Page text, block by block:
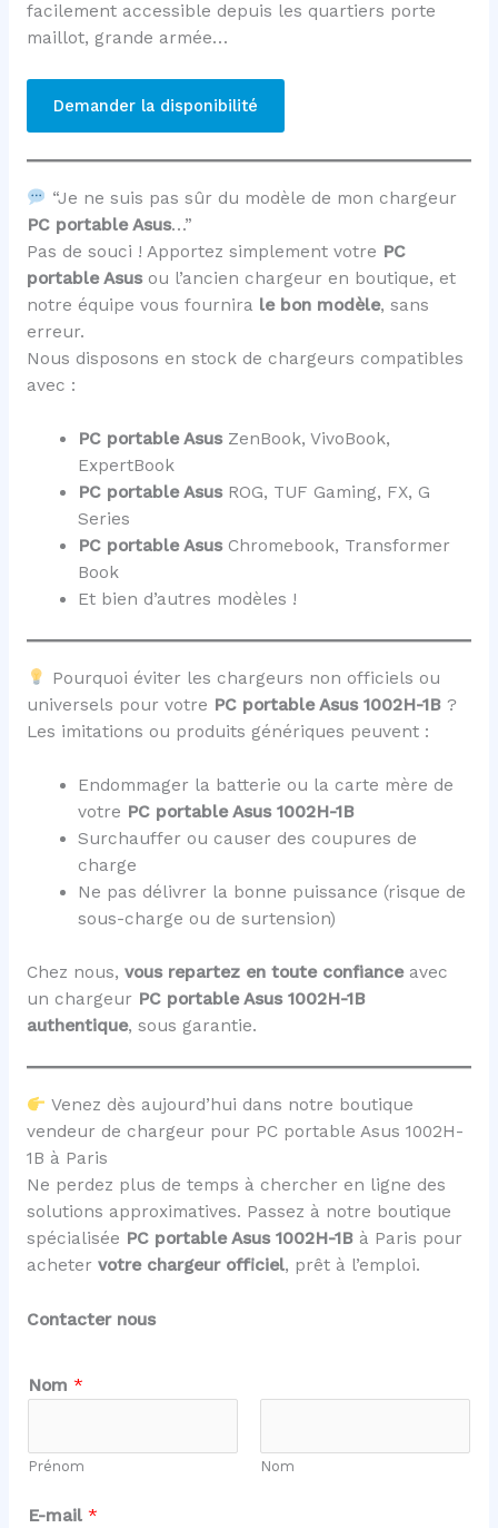
facilement accessible depuis les quartiers porte
maillot, grande armée…
Demander la disponibilité
“Je ne suis pas sûr du modèle de mon chargeur
PC portable Asus…”
Pas de souci ! Apportez simplement votre PC
portable Asus ou l’ancien chargeur en boutique, et
notre équipe vous fournira le bon modèle, sans
erreur.
Nous disposons en stock de chargeurs compatibles
avec :
PC portable Asus ZenBook, VivoBook,
ExpertBook
PC portable Asus ROG, TUF Gaming, FX, G
Series
PC portable Asus Chromebook, Transformer
Book
Et bien d’autres modèles !
Pourquoi éviter les chargeurs non officiels ou
universels pour votre PC portable Asus 1002H-1B?
Les imitations ou produits génériques peuvent :
Endommager la batterie ou la carte mère de
votre PC portable Asus 1002H-1B
Surchauffer ou causer des coupures de
charge
Ne pas délivrer la bonne puissance (risque de
sous-charge ou de surtension)
Chez nous, vous repartez en toute confianceavec
un chargeur PC portable Asus 1002H-1B
authentique, sous garantie.
Venez dès aujourd’hui dans notre boutique
vendeur de chargeur pour PC portable Asus 1002H-
1B à Paris
Ne perdez plus de temps à chercher en ligne des
solutions approximatives. Passez à notre boutique
spécialisée PC portable Asus 1002H-1Bà Paris pour
acheter votre chargeur officiel, prêt à l’emploi.
Contacter nous
Nom *
Prénom Nom
E-mail *